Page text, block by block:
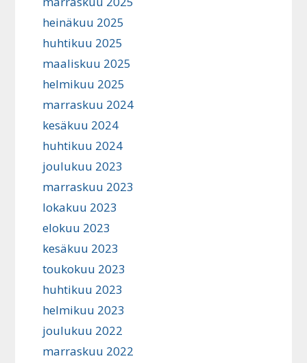
heinäkuu 2025
huhtikuu 2025
maaliskuu 2025
helmikuu 2025
marraskuu 2024
kesäkuu 2024
huhtikuu 2024
joulukuu 2023
marraskuu 2023
lokakuu 2023
elokuu 2023
kesäkuu 2023
toukokuu 2023
huhtikuu 2023
helmikuu 2023
joulukuu 2022
marraskuu 2022